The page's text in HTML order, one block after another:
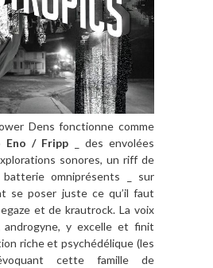
Dens fonctionne comme
Eno / Fripp
_ des envolées
sonores, un riff de
omniprésents _ sur
se poser juste ce qu’il faut
et de krautrock. La voix
androgyne, y excelle et finit
riche et psychédélique (les
cette famille de